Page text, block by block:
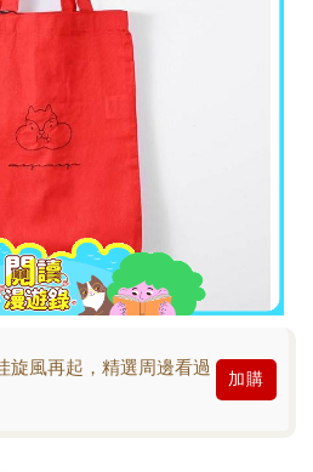
風再起，精選周邊看過
加購